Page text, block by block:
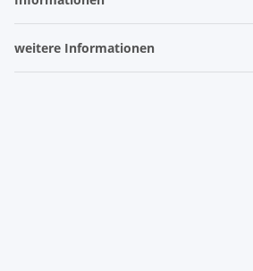
weitere Informationen